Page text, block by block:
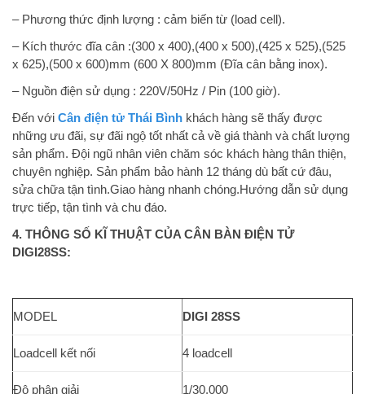
– Phương thức định lượng : cảm biến từ (load cell).
– Kích thước đĩa cân :(300 x 400),(400 x 500),(425 x 525),(525
x 625),(500 x 600)mm (600 X 800)mm (Đĩa cân bằng inox).
– Nguồn điện sử dụng : 220V/50Hz / Pin (100 giờ).
Đến với Cân điện tử Thái Bình khách hàng sẽ thấy được
những ưu đãi, sự đãi ngộ tốt nhất cả về giá thành và chất lượng
sản phẩm. Đội ngũ nhân viên chăm sóc khách hàng thân thiện,
chuyên nghiệp. Sản phẩm bảo hành 12 tháng dù bất cứ đâu,
sửa chữa tận tình.Giao hàng nhanh chóng.Hướng dẫn sử dụng
trực tiếp, tận tình và chu đáo.
4. THÔNG SỐ KĨ THUẬT CỦA CÂN BÀN ĐIỆN TỬ
DIGI28SS:
MODEL DIGI 28SS
Loadcell kết nối 4 loadcell
Độ phân giải 1/30.000